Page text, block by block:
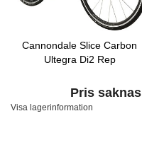
Cannondale Slice Carbon
Ultegra Di2 Rep
Pris saknas
Visa lagerinformation